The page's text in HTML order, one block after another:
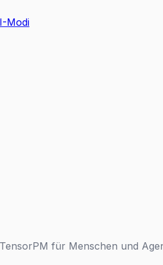
Modi
für Menschen und